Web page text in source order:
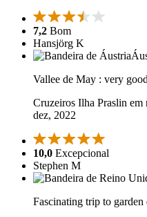
7,2 Bom
Hansjörg K
Vallee de May : very
Cruzeiros Ilha Praslin em
dez, 2022
10,0 Excepcional
Stephen M
Fascinating trip to